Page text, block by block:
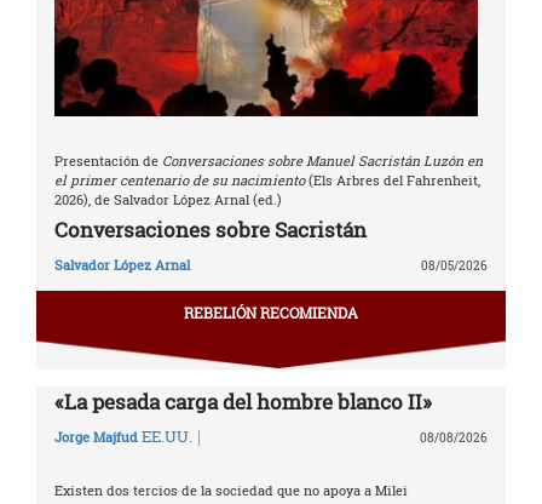
Presentación de Conversaciones sobre Manuel Sacristán Luzón en
el primer centenario de su nacimiento(Els Arbres del Fahrenheit,
2026), de Salvador López Arnal (ed.)
Conversaciones sobre Sacristán
Salvador López Arnal 08/05/2026
REBELIÓN RECOMIENDA
«La pesada carga del hombre blanco II»
Jorge Majfud EE.UU. | 08/08/2026
Existen dos tercios de la sociedad que no apoya a Milei